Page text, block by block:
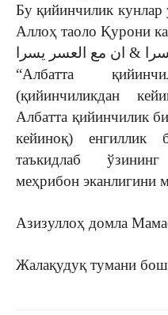
Бу қийинчилик
Аллоҳ таоло Қурони
& ان مع العسر يسرا
“Албатта
(қийинчиликдан
Албатта қийинчилик
кейиноқ) енгиллик
таъкидлаб
меҳрибон эканлигини
Азизуллоҳ домла
Жалақудуқ тумани